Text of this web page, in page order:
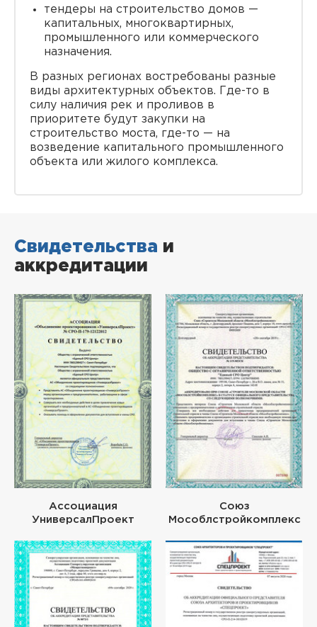
тендеры на строительство домов —
капитальных, многоквартирных,
промышленного или коммерческого
назначения.
В разных регионах востребованы разные
виды архитектурных объектов. Где-то в
силу наличия рек и проливов в
приоритете будут закупки на
строительство моста, где-то — на
возведение капитального промышленного
объекта или жилого комплекса.
Свидетельства и
аккредитации
Ассоциация
УниверсалПроект
Союз
Мособлстройкомплекс